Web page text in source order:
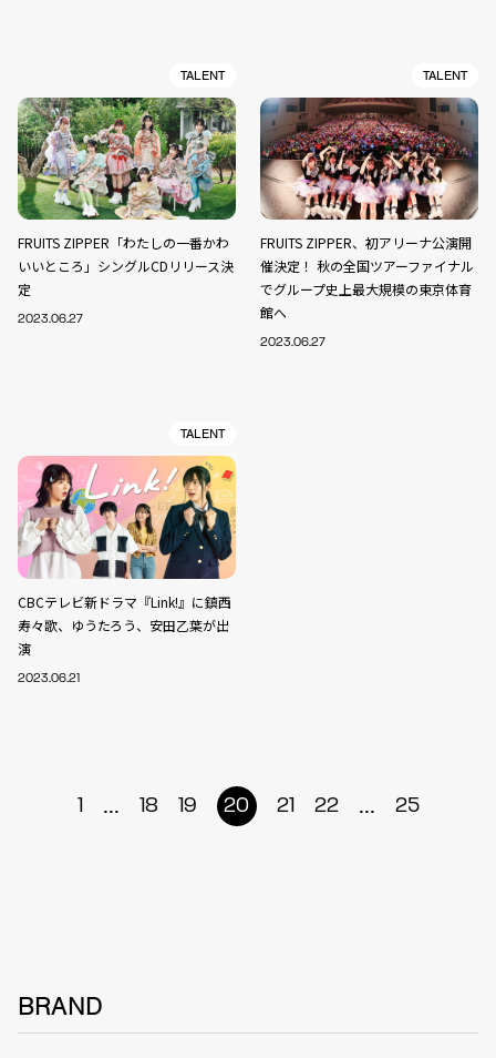
TALENT
FRUITS ZIPPER「わたしの一番かわ
いいところ」シングルCDリリース決
定
2023.06.27
TALENT
FRUITS ZIPPER、初アリーナ公演開
催決定！ 秋の全国ツアーファイナル
でグループ史上最大規模の東京体育
館へ
2023.06.27
TALENT
CBCテレビ新ドラマ『Link!』に鎮西
寿々歌、ゆうたろう、安田乙葉が出
演
2023.06.21
1 ... 18 19 20 21 22 ... 25
BRAND